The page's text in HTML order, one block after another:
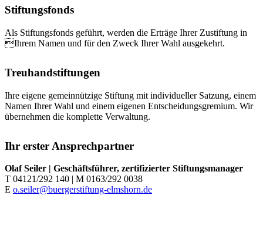
Stiftungsfonds
Als Stiftungsfonds geführt, werden die Erträge Ihrer Zustiftung in
Ihrem Namen und für den Zweck Ihrer Wahl ausgekehrt.
Treuhandstiftungen
Ihre eigene gemeinnützige Stiftung mit individueller Satzung, einem
Namen Ihrer Wahl und einem eigenen Entscheidungsgremium. Wir
übernehmen die komplette Verwaltung.
Ihr erster Ansprechpartner
Olaf Seiler | Geschäftsführer, zertifizierter Stiftungsmanager
T 04121/292 140 | M 0163/292 0038
E o.seiler@buergerstiftung-elmshorn.de